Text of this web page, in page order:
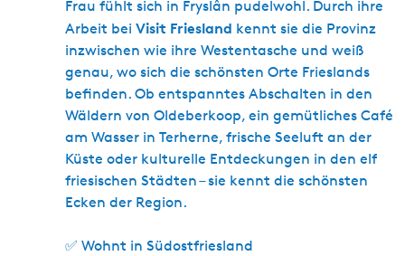
Frau fühlt sich in Fryslân pudelwohl. Durch ihre
Arbeit bei Visit Friesland kennt sie die Provinz
inzwischen wie ihre Westentasche und weiß
genau, wo sich die schönsten Orte Frieslands
befinden. Ob entspanntes Abschalten in den
Wäldern von Oldeberkoop, ein gemütliches Café
am Wasser in Terherne, frische Seeluft an der
Küste oder kulturelle Entdeckungen in den elf
friesischen Städten – sie kennt die schönsten
Ecken der Region.
✅ Wohnt in Südostfriesland